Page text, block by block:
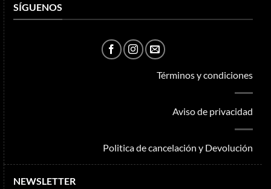
SÍGUENOS
Términos y condiciones
Aviso de privacidad
Politica de cancelación y Devolución
NEWSLETTER